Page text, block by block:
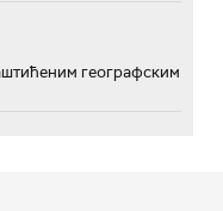
географским